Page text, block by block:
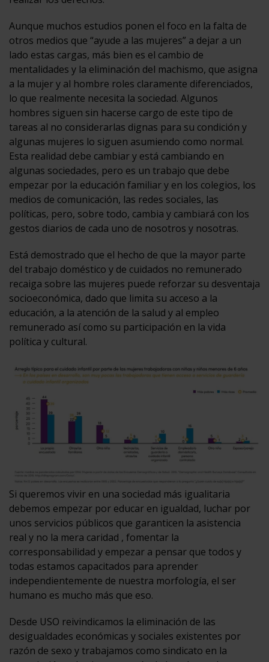
Aunque muchos estudios ponen el foco en la falta de
otros medios que “ayude a las mujeres” a dejar a un
lado estas cargas, más bien es el cambio de
mentalidades y la eliminación del machismo, que asigna
a la mujer y al hombre roles claramente diferenciados,
lo que realmente necesita la sociedad. Algunos
hombres siguen sin hacerse cargo de este tipo de
tareas al no considerarlas dignas para su condición y
algunas mujeres lo siguen asumiendo como normal.
Esta realidad debe cambiar y está cambiando en
algunas sociedades, pero es un trabajo que debe
empezar por la educación familiar y en los colegios, los
medios de comunicación, las redes sociales, las
políticas, pero, sobre todo, cambia y cambiará con los
gestos diarios de cada uno de nosotros y nosotras.
Está demostrado que el hecho de que la mayor parte
del trabajo doméstico y de cuidados no remunerado
recaiga sobre las mujeres puede reforzar su desventaja
socioeconómica, dado que limita su acceso a la
educación, a la atención de la salud y al empleo
remunerado así como su participación en la vida
política y cultural.
Si queremos vivir en una sociedad más igualitaria
debemos empezar por educar en igualdad, luchar por
unos servicios públicos que garanticen la asistencia
real y no la mera caridad , fomentar la
corresponsabilidad y empezar a pensar que todos y
todas estamos capacitados para aprender
independientemente de nuestra morfología, el ser
humano es mucho más que eso.
Desde USO reivindicamos la eliminación de las
desigualdades económicas y sociales existentes por
razón de sexo y trabajamos como sindicato en la